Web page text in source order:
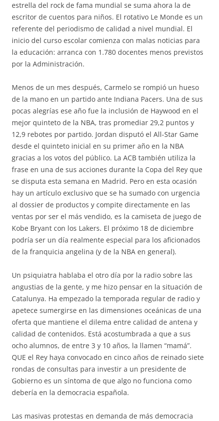
estrella del rock de fama mundial se suma ahora la de
escritor de cuentos para niños. El rotativo Le Monde es un
referente del periodismo de calidad a nivel mundial. El
inicio del curso escolar comienza con malas noticias para
la educación: arranca con 1.780 docentes menos previstos
por la Administración.
Menos de un mes después, Carmelo se rompió un hueso
de la mano en un partido ante Indiana Pacers. Una de sus
pocas alegrías ese año fue la inclusión de Haywood en el
mejor quinteto de la NBA, tras promediar 29,2 puntos y
12,9 rebotes por partido. Jordan disputó el All-Star Game
desde el quinteto inicial en su primer año en la NBA
gracias a los votos del público. La ACB también utiliza la
frase en una de sus acciones durante la Copa del Rey que
se disputa esta semana en Madrid. Pero en esta ocasión
hay un artículo exclusivo que se ha sumado con urgencia
al dossier de productos y compite directamente en las
ventas por ser el más vendido, es la camiseta de juego de
Kobe Bryant con los Lakers. El próximo 18 de diciembre
podría ser un día realmente especial para los aficionados
de la franquicia angelina (y de la NBA en general).
Un psiquiatra hablaba el otro día por la radio sobre las
angustias de la gente, y me hizo pensar en la situación de
Catalunya. Ha empezado la temporada regular de radio y
apetece sumergirse en las dimensiones oceánicas de una
oferta que mantiene el dilema entre calidad de antena y
calidad de contenidos. Está acostumbrada a que a sus
ocho alumnos, de entre 3 y 10 años, la llamen “mamá”.
QUE el Rey haya convocado en cinco años de reinado siete
rondas de consultas para investir a un presidente de
Gobierno es un síntoma de que algo no funciona como
debería en la democracia española.
Las masivas protestas en demanda de más democracia